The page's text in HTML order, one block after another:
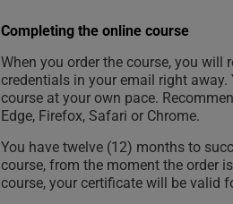
Completing the online course
When you order the course, you will
credentials in your email right
course at your own pace.
Edge, Firefox, Safari or Chrome.
You have twelve (12) months to
course, from the moment the order
course, your certificate will be valid